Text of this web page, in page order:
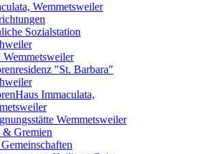
Wemmetsweiler
Sozialstation
"St. Barbara"
Immaculata,
Wemmetsweiler
& Gremien